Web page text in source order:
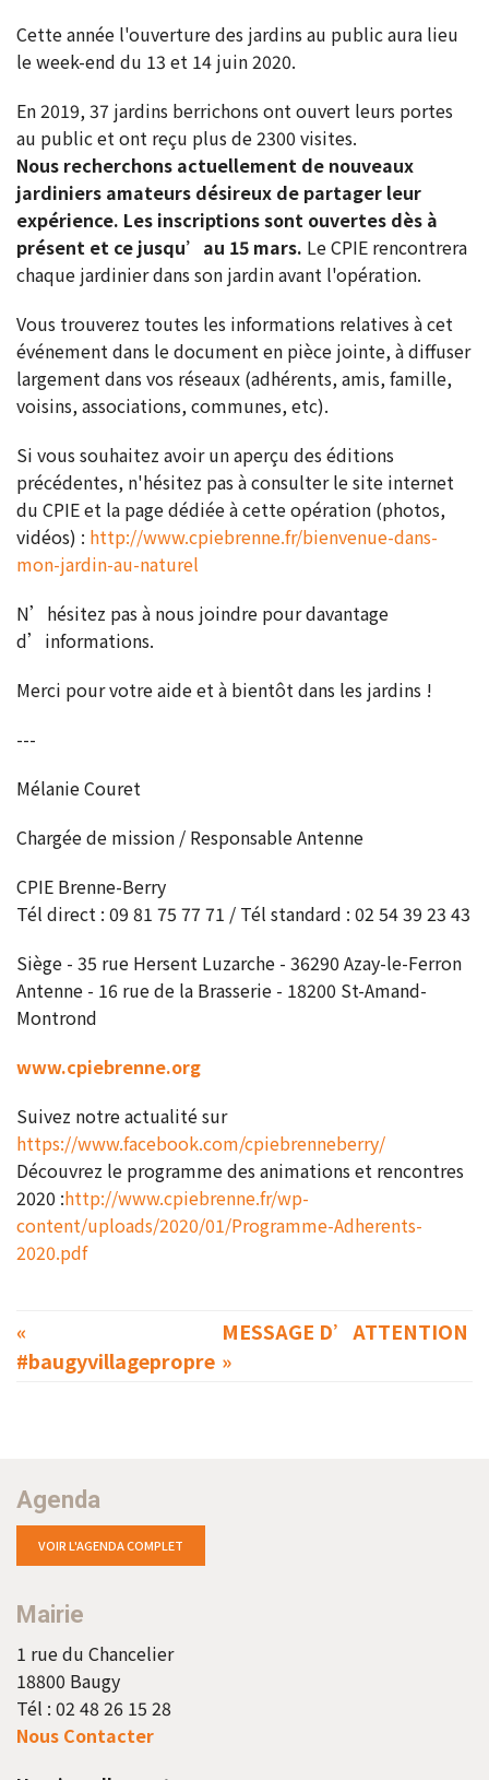
Cette année l'ouverture des jardins au public aura lieu
le week-end du 13 et 14 juin 2020.
En 2019, 37 jardins berrichons ont ouvert leurs portes
au public et ont reçu plus de 2300 visites.
Nous recherchons actuellement de nouveaux
jardiniers amateurs désireux de partager leur
expérience. Les inscriptions sont ouvertes dès à
présent et ce jusqu’au 15 mars. Le CPIE rencontrera
chaque jardinier dans son jardin avant l'opération.
Vous trouverez toutes les informations relatives à cet
événement dans le document en pièce jointe, à diffuser
largement dans vos réseaux (adhérents, amis, famille,
voisins, associations, communes, etc).
Si vous souhaitez avoir un aperçu des éditions
précédentes, n'hésitez pas à consulter le site internet
du CPIE et la page dédiée à cette opération (photos,
vidéos) : http://www.cpiebrenne.fr/bienvenue-dans-
mon-jardin-au-naturel
N’hésitez pas à nous joindre pour davantage
d’informations.
Merci pour votre aide et à bientôt dans les jardins !
---
Mélanie Couret
Chargée de mission / Responsable Antenne
CPIE Brenne-Berry
Tél direct : 09 81 75 77 71 / Tél standard : 02 54 39 23 43
Siège - 35 rue Hersent Luzarche - 36290 Azay-le-Ferron
Antenne - 16 rue de la Brasserie - 18200 St-Amand-
Montrond
www.cpiebrenne.org
Suivez notre actualité sur
https://www.facebook.com/cpiebrenneberry/
Découvrez le programme des animations et rencontres
2020 :http://www.cpiebrenne.fr/wp-
content/uploads/2020/01/Programme-Adherents-
2020.pdf
«
#baugyvillagepropre
MESSAGE D’ATTENTION
»
Agenda
VOIR L'AGENDA COMPLET
Mairie
1 rue du Chancelier
18800 Baugy
Tél : 02 48 26 15 28
Nous Contacter